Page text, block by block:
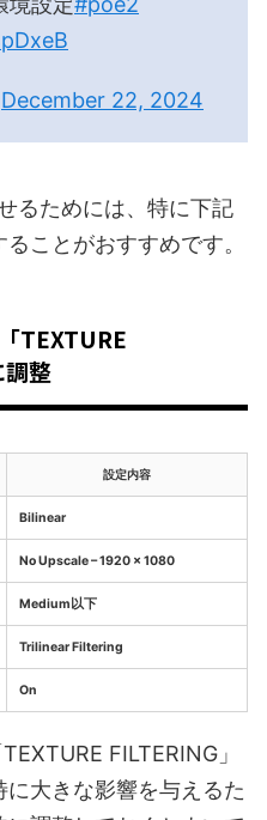
December 22, 2024
るためには、特に下記
ことがおすすめです。
TEXTURE
整
設定内容
Bilinear
No Upscale – 1920 x 1080
Medium以下
Trilinear Filtering
On
FILTERING」
大きな影響を与えるた